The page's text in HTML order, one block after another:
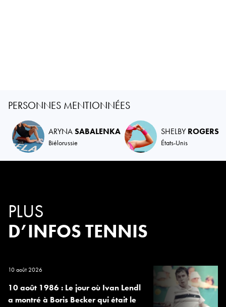
PERSONNES MENTIONNÉES
ARYNASABALENKA
Biélorussie
SHELBYROGERS
États-Unis
PLUS
D’INFOS TENNIS
10 août 2026
10 août 1986 : Le jour où Ivan Lendl
a montré à Boris Becker qui était le